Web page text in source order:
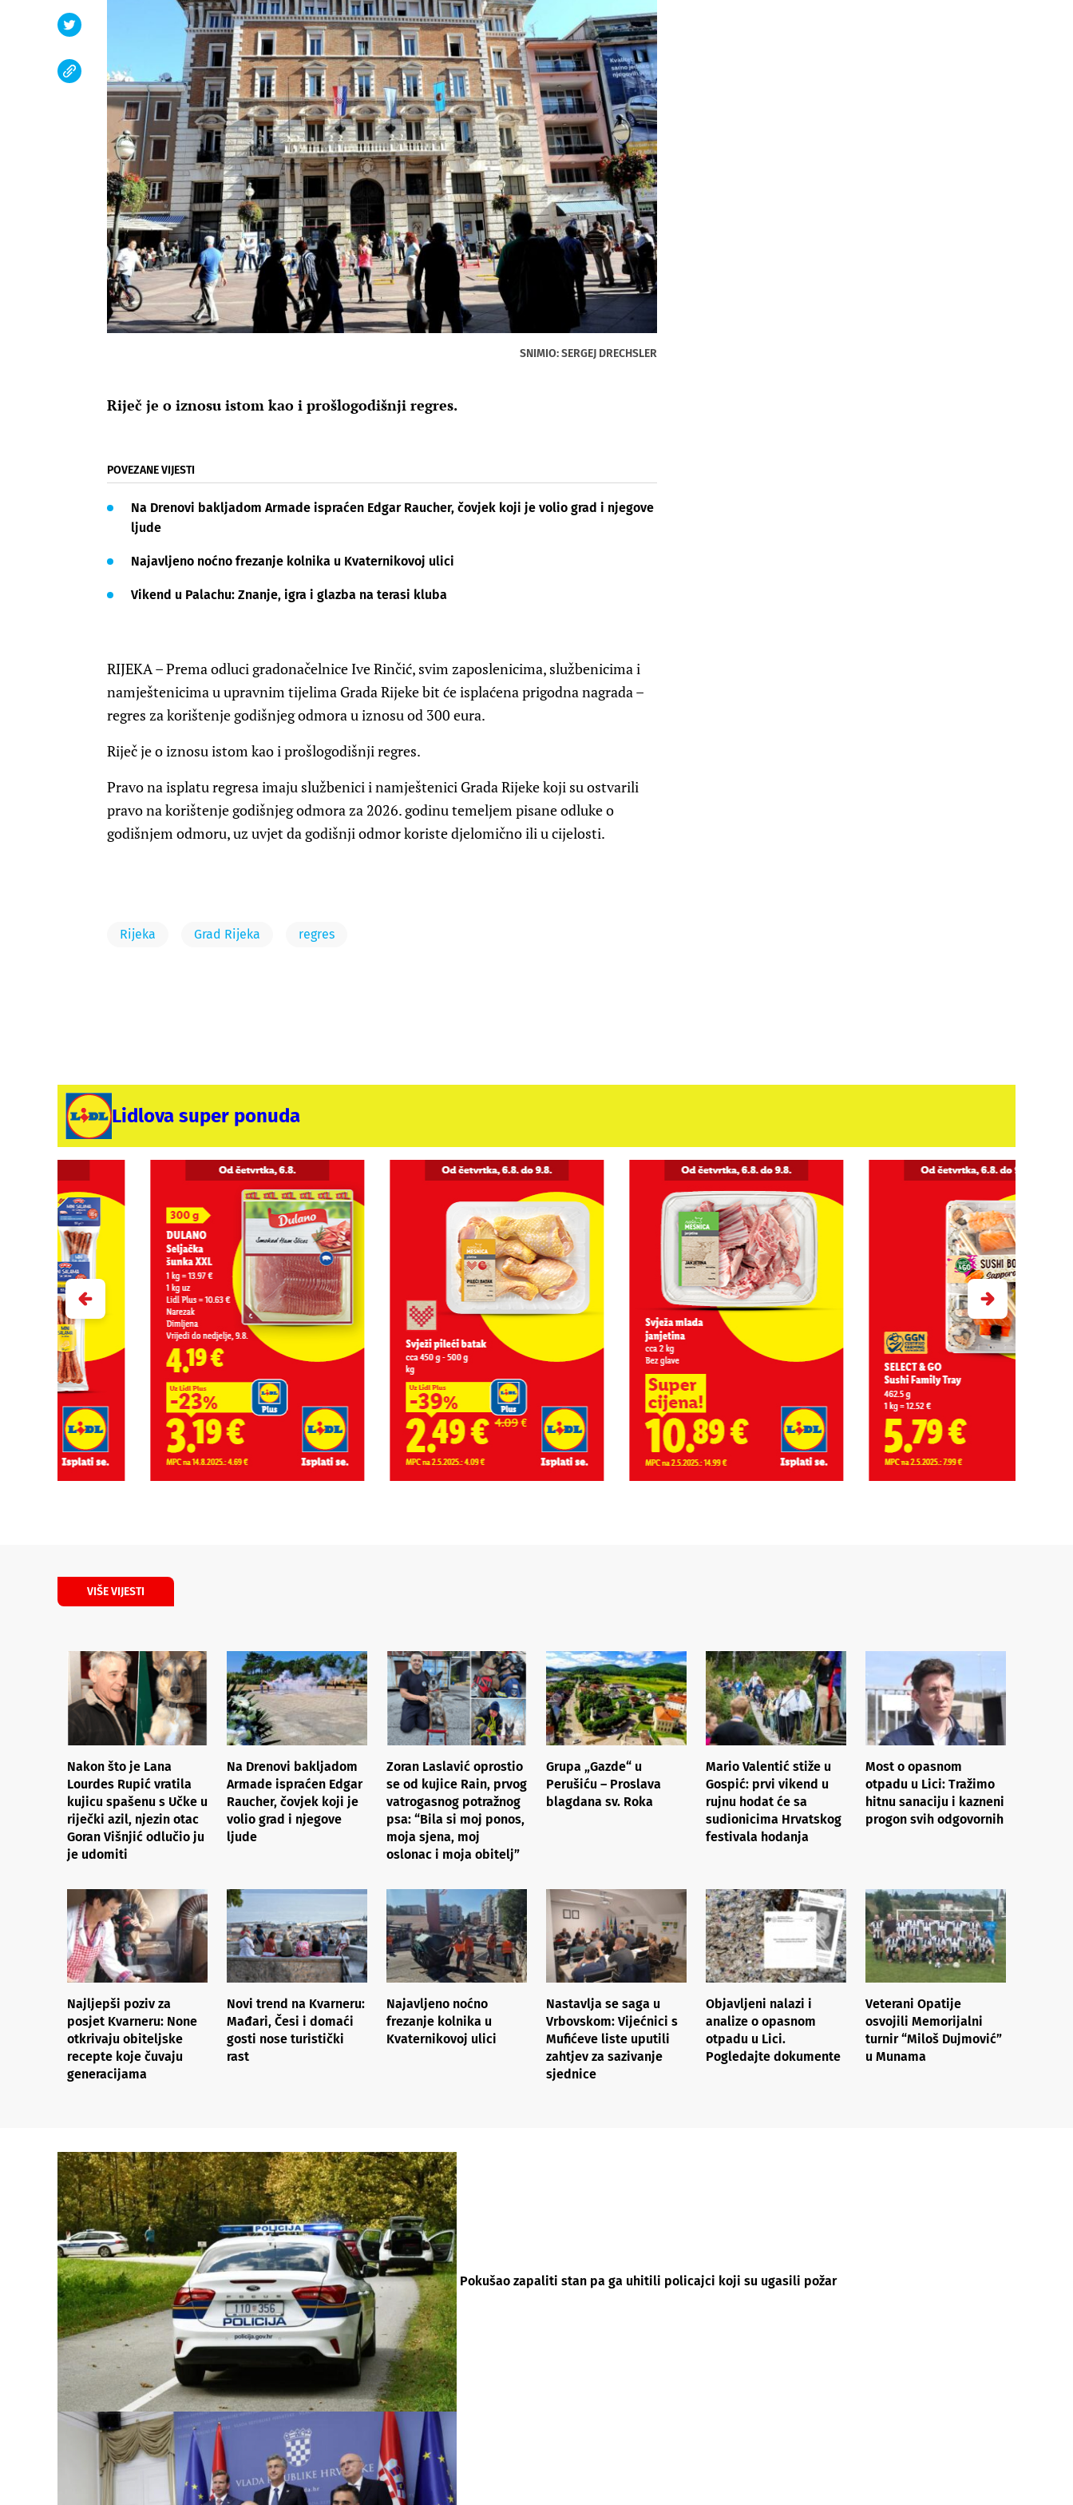
SNIMIO: SERGEJ DRECHSLER
Riječ je o iznosu istom kao i prošlogodišnji regres.
POVEZANE VIJESTI
Na Drenovi bakljadom Armade ispraćen Edgar Raucher, čovjek koji je volio grad i njegove
ljude
Najavljeno noćno frezanje kolnika u Kvaternikovoj ulici
Vikend u Palachu: Znanje, igra i glazba na terasi kluba
RIJEKA – Prema odluci gradonačelnice Ive Rinčić, svim zaposlenicima, službenicima i
namještenicima u upravnim tijelima Grada Rijeke bit će isplaćena prigodna nagrada –
regres za korištenje godišnjeg odmora u iznosu od 300 eura.
Riječ je o iznosu istom kao i prošlogodišnji regres.
Pravo na isplatu regresa imaju službenici i namještenici Grada Rijeke koji su ostvarili
pravo na korištenje godišnjeg odmora za 2026. godinu temeljem pisane odluke o
godišnjem odmoru, uz uvjet da godišnji odmor koriste djelomično ili u cijelosti.
Rijeka Grad Rijeka regres
Lidlova super ponuda
VIŠE VIJESTI
Nakon što je Lana
Lourdes Rupić vratila
kujicu spašenu s Učke u
riječki azil, njezin otac
Goran Višnjić odlučio ju
je udomiti
Na Drenovi bakljadom
Armade ispraćen Edgar
Raucher, čovjek koji je
volio grad i njegove
ljude
Zoran Laslavić oprostio
se od kujice Rain, prvog
vatrogasnog potražnog
psa: “Bila si moj ponos,
moja sjena, moj
oslonac i moja obitelj”
Grupa „Gazde“ u
Perušiću – Proslava
blagdana sv. Roka
Mario Valentić stiže u
Gospić: prvi vikend u
rujnu hodat će sa
sudionicima Hrvatskog
festivala hodanja
Most o opasnom
otpadu u Lici: Tražimo
hitnu sanaciju i kazneni
progon svih odgovornih
Najljepši poziv za
posjet Kvarneru: None
otkrivaju obiteljske
recepte koje čuvaju
generacijama
Novi trend na Kvarneru:
Mađari, Česi i domaći
gosti nose turistički
rast
Najavljeno noćno
frezanje kolnika u
Kvaternikovoj ulici
Nastavlja se saga u
Vrbovskom: Vijećnici s
Mufićeve liste uputili
zahtjev za sazivanje
sjednice
Objavljeni nalazi i
analize o opasnom
otpadu u Lici.
Pogledajte dokumente
Veterani Opatije
osvojili Memorijalni
turnir “Miloš Dujmović”
u Munama
Pokušao zapaliti stan pa ga uhitili policajci koji su ugasili požar